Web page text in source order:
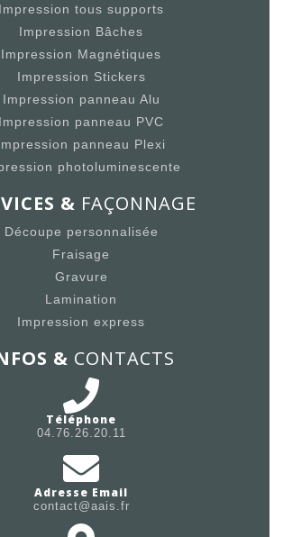
Impression tous supports
Impression Bâches
Impression Magnétiques
Impression Stickers
Impression panneau Alu
Impression panneau PVC
panneau Plexi
photoluminescente
& FAÇONNAGE
Découpe personnalisée
Fraisage
Gravure
Lamination
Impression express
& CONTACTS
Téléphone
04.76.26.20.11
Adresse Email
contact@aais.fr